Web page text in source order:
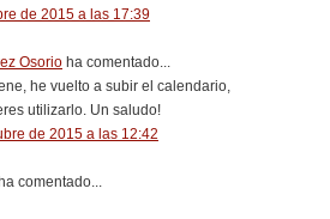
de 2015 a las 17:39
Osorio ha comentado...
he vuelto a subir el calendario,
utilizarlo. Un saludo!
de 2015 a las 12:42
comentado...